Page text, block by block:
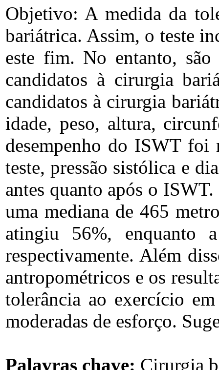
Objetivo: A medida da
bariátrica. Assim, o teste
este fim. No entanto, são
candidatos à cirurgia
candidatos à cirurgia
idade, peso, altura,
desempenho do ISWT foi
teste, pressão sistólica e
antes quanto após o
uma mediana de 465
atingiu 56%, enquanto
respectivamente. Além
antropométricos e os
tolerância ao exercício
moderadas de esforço.
Palavras chave: Cirurgia